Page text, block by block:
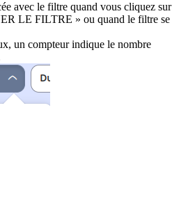
avec le filtre quand vous cliquez sur
LE FILTRE » ou quand le filtre se
un compteur indique le nombre